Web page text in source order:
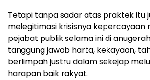
‎Tetapi tanpa sadar atas praktek itu
melegitimasi krisisnya kepercayaan
pejabat publik selama ini di
tanggung jawab harta, kekayaan,
berlimpah justru dalam sekejap
harapan baik rakyat.